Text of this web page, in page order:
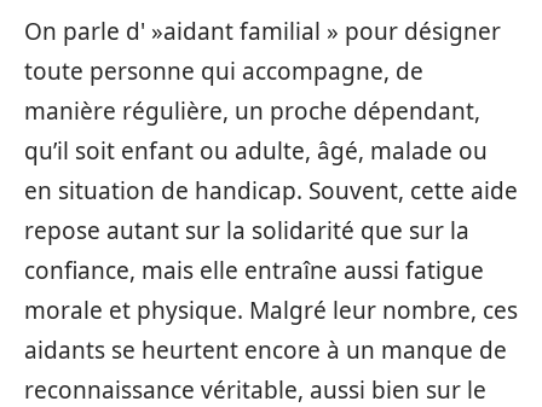
On parle d' »aidant familial » pour désigner
toute personne qui accompagne, de
manière régulière, un proche dépendant,
qu’il soit enfant ou adulte, âgé, malade ou
en situation de handicap. Souvent, cette aide
repose autant sur la solidarité que sur la
confiance, mais elle entraîne aussi fatigue
morale et physique. Malgré leur nombre, ces
aidants se heurtent encore à un manque de
reconnaissance véritable, aussi bien sur le